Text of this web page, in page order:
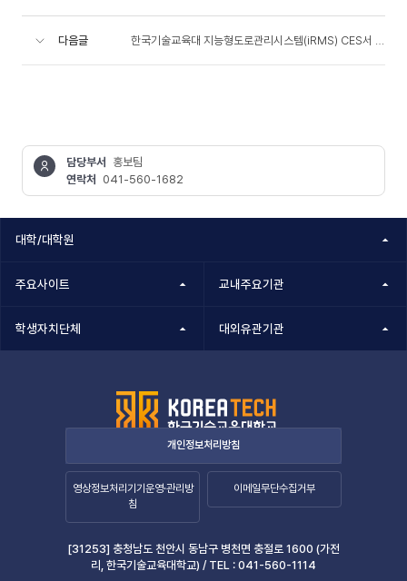
다음글 한국기술교육대 지능형도로관리시스템(iRMS) CES서 큰 호응
담당부서
홍보팀
연락처
041-560-1682
대학/대학원
주요사이트 교내주요기관
학생자치단체 대외유관기관
개인정보처리방침
영상정보처리기기운영·관리방
침
이메일무단수집거부
[31253] 충청남도 천안시 동남구 병천면 충절로 1600 (가전
리, 한국기술교육대학교) / TEL : 041-560-1114